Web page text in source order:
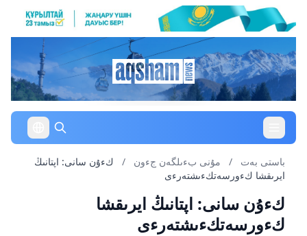
باستى بەت / مۇنى بءىلگەن جءون /
كءۇن سانى: اپتانىڭ
ايرىقشا كءورسەتكءىشتەرءى
كءۇن سانى: اپتانىڭ ايرىقشا
كءورسەتكءىشتەرءى